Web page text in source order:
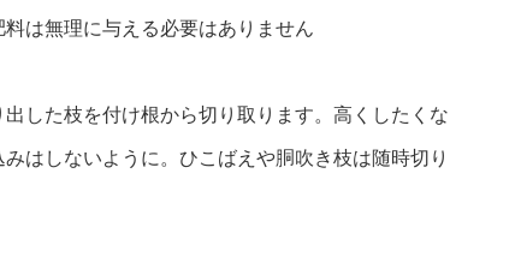
は無理に与える必要はありません
した枝を付け根から切り取ります。高くしたくな
はしないように。ひこばえや胴吹き枝は随時切り